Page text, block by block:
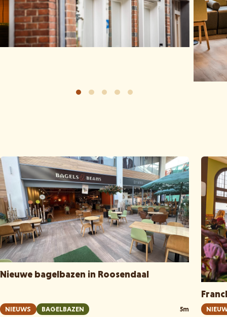
Nieuwe bagelbazen in Roosendaal
NIEUWS BAGELBAZEN 5m